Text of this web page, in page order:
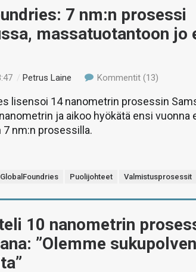
7 nm:n prosessi
massatuotantoon jo
/Petrus Laine Kommentit (13)
lisensoi 14 nanometrin prosessin
ja aikoo hyökätä ensi vuonna
7 nm:n prosessilla.
GlobalFoundries Puolijohteet Valmistusprosessit
10 nanometrin
”Olemme